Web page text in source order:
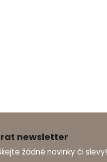
newsletter
žádné novinky či slevy!